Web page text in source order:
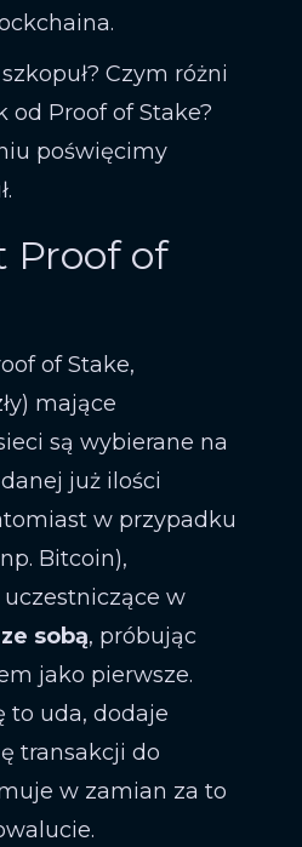
Czym różni
od Proof of Stake?
poświęcimy
Proof of
of Stake,
mające
są wybierane na
już ilości
w przypadku
Bitcoin),
uczestniczące w
sobą, próbując
jako pierwsze.
to uda, dodaje
transakcji do
w zamian za to